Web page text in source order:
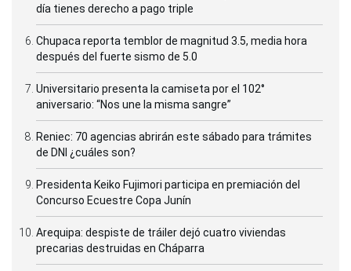
día tienes derecho a pago triple
Chupaca reporta temblor de magnitud 3.5, media hora
después del fuerte sismo de 5.0
Universitario presenta la camiseta por el 102°
aniversario: “Nos une la misma sangre”
Reniec: 70 agencias abrirán este sábado para trámites
de DNI ¿cuáles son?
Presidenta Keiko Fujimori participa en premiación del
Concurso Ecuestre Copa Junín
Arequipa: despiste de tráiler dejó cuatro viviendas
precarias destruidas en Cháparra